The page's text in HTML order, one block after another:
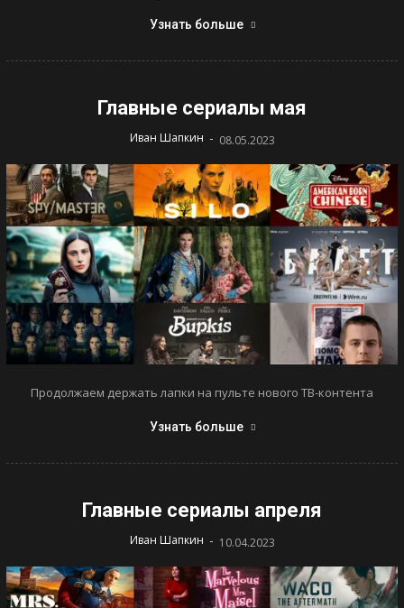
Узнать больше
Главные сериалы мая
Иван Шапкин - 08.05.2023
Продолжаем держать лапки на пульте нового ТВ-контента
Узнать больше
Главные сериалы апреля
Иван Шапкин - 10.04.2023